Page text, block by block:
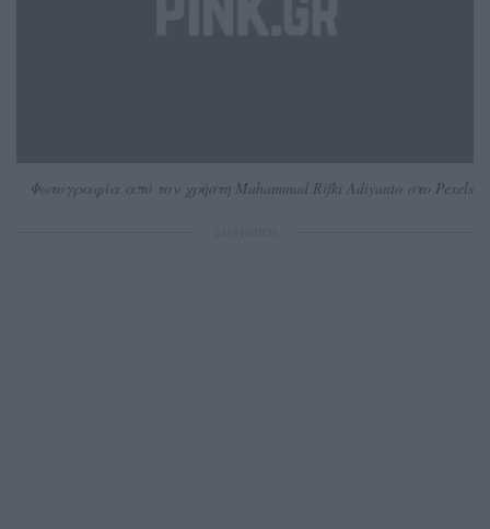
Φωτογραφία από τον χρήστη Muhammad Rifki Adiyanto στο Pexels